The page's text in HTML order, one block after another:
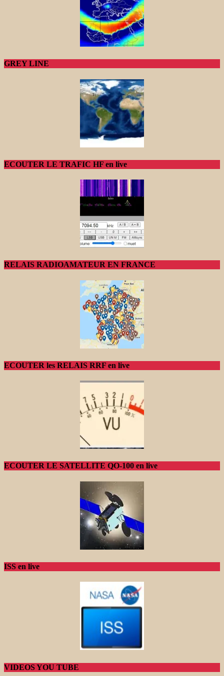
GREY LINE
ECOUTER LE TRAFIC HF en live
RELAIS RADIOAMATEUR EN FRANCE
ECOUTER les RELAIS RRF en live
ECOUTER LE SATELLITE QO-100 en live
ISS en live
VIDEOS YOU TUBE